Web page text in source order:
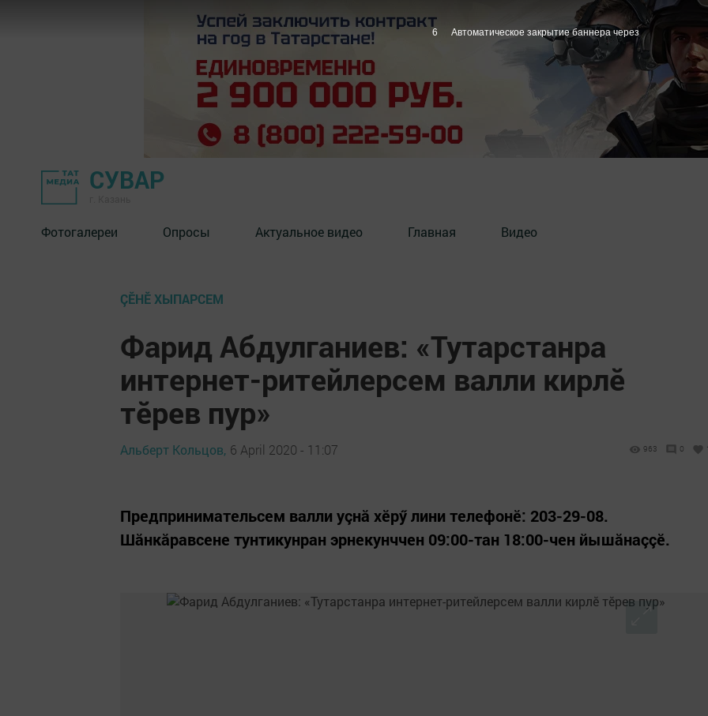
СУВАР
Фотогалереи Опросы Актуальное видео Главная Видео
ÇӖНӖ ХЫПАРСЕМ
Фарид Абдулганиев: «Тутарстанра
интернет-ритейлерсем валли кирлӗ
тӗрев пур»
Альберт Кольцов, 6 April 2020 - 11:07 963 0
Предпринимательсем валли уçнă хӗрӳ лини телефонӗ: 203-29-08.
Шăнкăравсене тунтикунран эрнекунччен 09:00-тан 18:00-чен йышăнаççӗ.
5 Автоматическое закрытие баннера через